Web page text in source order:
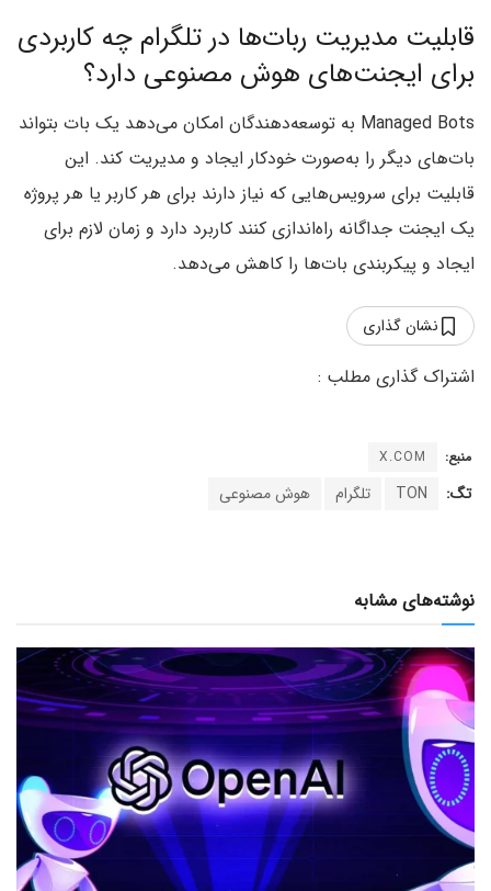
قابلیت مدیریت ربات‌ها در تلگرام چه کاربردی
برای ایجنت‌های هوش مصنوعی دارد؟
Managed Bots به توسعه‌دهندگان امکان می‌دهد یک بات بتواند
بات‌های دیگر را به‌صورت خودکار ایجاد و مدیریت کند. این
قابلیت برای سرویس‌هایی که نیاز دارند برای هر کاربر یا هر پروژه
یک ایجنت جداگانه راه‌اندازی کنند کاربرد دارد و زمان لازم برای
ایجاد و پیکربندی بات‌ها را کاهش می‌دهد.
نشان گذاری
منبع: X.COM
تگ: TON تلگرام هوش مصنوعی
نوشته‌های مشابه